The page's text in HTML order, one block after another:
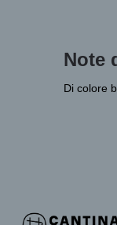
Note
Di colore